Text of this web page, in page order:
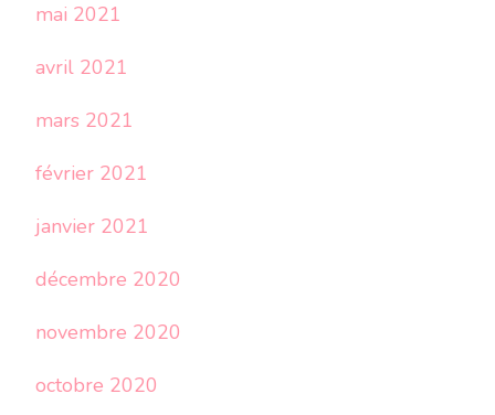
mai 2021
avril 2021
mars 2021
février 2021
janvier 2021
décembre 2020
novembre 2020
octobre 2020